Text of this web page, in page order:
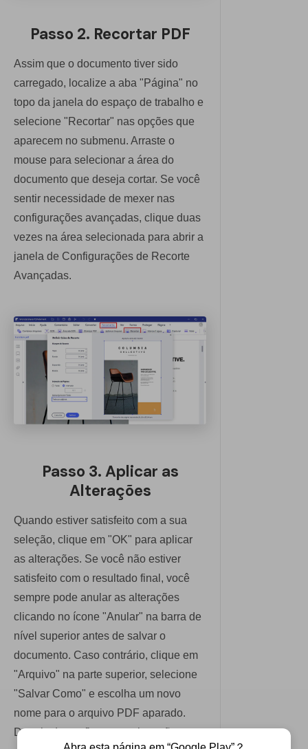
Passo 2. Recortar PDF
Assim que o documento tiver sido
carregado, localize a aba "Página" no
topo da janela do espaço de trabalho e
selecione "Recortar" nas opções que
aparecem no submenu. Arraste o
mouse para selecionar a área do
documento que deseja cortar. Se você
sentir necessidade de mexer nas
configurações avançadas, clique duas
vezes na área selecionada para abrir a
janela de Configurações de Recorte
Avançadas.
Passo 3. Aplicar as
Alterações
Quando estiver satisfeito com a sua
seleção, clique em "OK" para aplicar
as alterações. Se você não estiver
satisfeito com o resultado final, você
sempre pode anular as alterações
clicando no ícone "Anular" na barra de
nível superior antes de salvar o
documento. Caso contrário, clique em
"Arquivo" na parte superior, selecione
"Salvar Como" e escolha um novo
nome para o arquivo PDF aparado.
Depois de confirmar, as alterações